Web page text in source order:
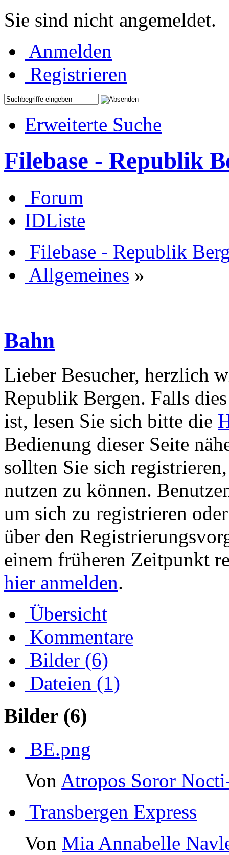
Sie sind nicht angemeldet.
Anmelden
Registrieren
Erweiterte Suche
Filebase - Republik
Forum
IDListe
Filebase - Republik
Allgemeines »
Bahn
Lieber Besucher, herzlich
Republik Bergen. Falls
ist, lesen Sie sich bitte die
Bedienung dieser Seite
sollten Sie sich
nutzen zu können.
um sich zu registrieren
über den
einem früheren Zeitpunkt
hier anmelden.
Übersicht
Kommentare
Bilder (6)
Dateien (1)
Bilder (6)
BE.png
Von Atropos Soror
Transbergen Express
Von Mia Annabelle